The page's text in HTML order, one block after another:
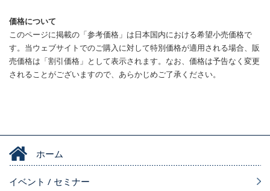
価格について
このページに掲載の「参考価格」は日本国内における希望小売価格で
す。当ウェブサイトでのご購入に対して特別価格が適用される場合、販
売価格は「割引価格」として表示されます。なお、価格は予告なく変更
されることがございますので、あらかじめご了承ください。
ホーム
イベント / セミナー